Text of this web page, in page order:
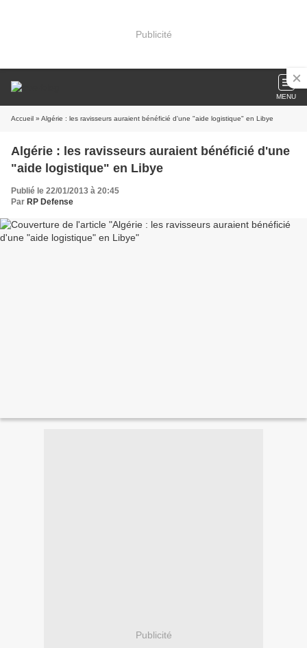
Publicité
MENU
Accueil » Algérie : les ravisseurs auraient bénéficié d'une "aide logistique" en Libye
Algérie : les ravisseurs auraient bénéficié d'une
"aide logistique" en Libye
Publié le 22/01/2013 à 20:45
Par RP Defense
Publicité